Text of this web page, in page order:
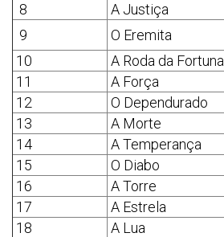
8
A Justiça
9
O Eremita
10
A Roda da Fortuna
11
A Força
12
O Dependurado
13
A Morte
14
A Temperança
15
O Diabo
16
A Torre
17
A Estrela
18
A Lua